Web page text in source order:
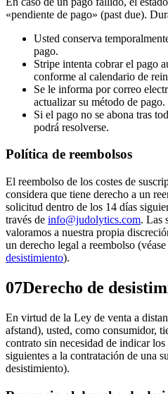
«pendiente de pago» (past due).
Usted conserva
pago.
Stripe intenta cobrar el pago
conforme al calendario de
Se le informa por correo
actualizar su método de pago.
Si el pago no se abona tras
podrá resolverse.
Política de reembolsos
El reembolso de los costes de
considera que tiene derecho a un
solicitud dentro de los 14 días
través de info@judolytics.com. Las
valoramos a nuestra propia
un derecho legal a reembolso (véase
desistimiento).
07Derecho de
En virtud de la Ley de venta a
afstand), usted, como consumidor,
contrato sin necesidad de indicar
siguientes a la contratación de una
desistimiento).